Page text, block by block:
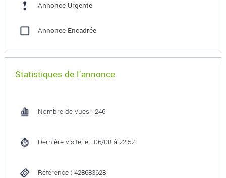
Annonce Urgente
Annonce Encadrée
Statistiques de l'annonce
Nombre de vues : 246
Dernière visite le : 06/08 à 22:52
Référence : 428683628